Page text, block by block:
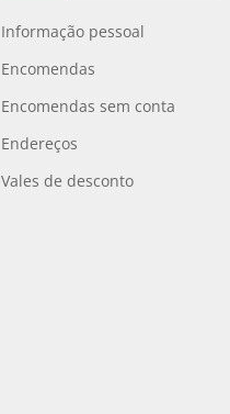
Informação pessoal
Encomendas
Encomendas sem conta
Endereços
Vales de desconto